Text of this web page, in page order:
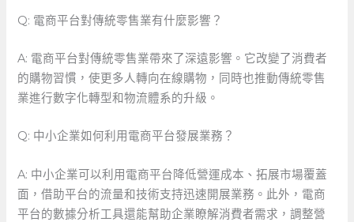
Q: 電商平台對傳統零售業有什麼影響？
A: 電商平台對傳統零售業帶來了深遠影響。它改變了消費者
的購物習慣，使更多人轉向在線購物，同時也推動傳統零售
業進行數字化轉型和物流體系的升級。
Q: 中小企業如何利用電商平台發展業務？
A: 中小企業可以利用電商平台降低營運成本、拓展市場覆蓋
面，借助平台的流量和技術支持迅速開展業務。此外，電商
平台的數據分析工具還能幫助企業瞭解消費者需求，調整營